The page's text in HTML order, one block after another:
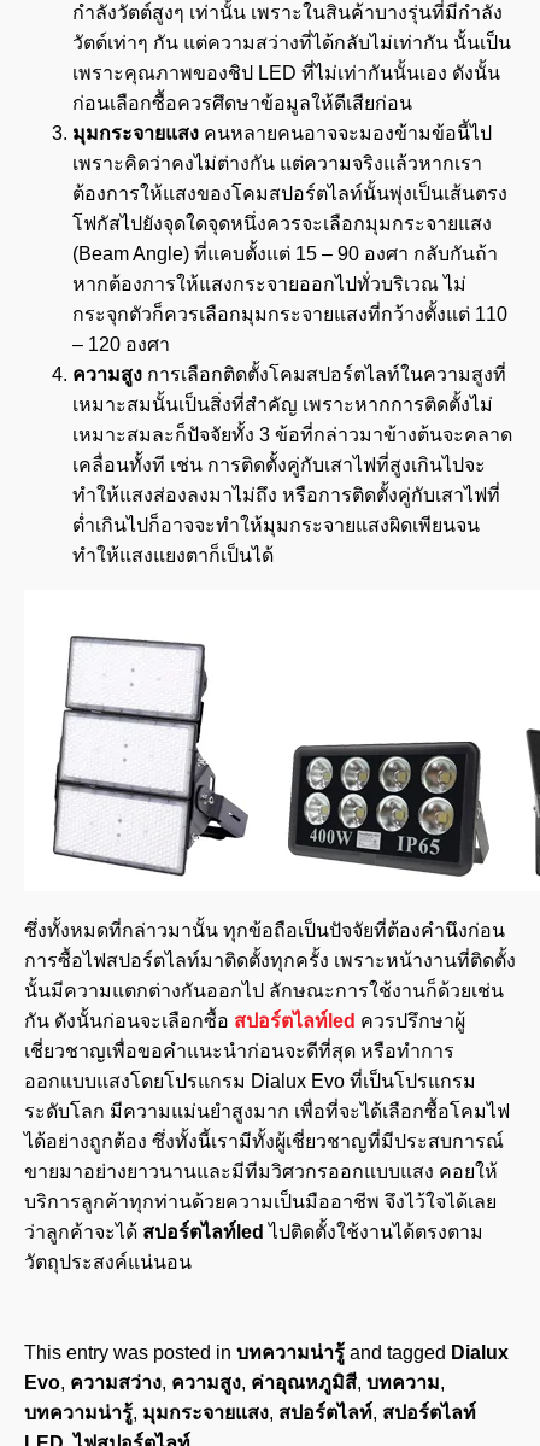
กำลังวัตต์สูงๆ เท่านั้น เพราะในสินค้าบางรุ่นที่มีกำลัง
วัตต์เท่าๆ กัน แต่ความสว่างที่ได้กลับไม่เท่ากัน นั้นเป็น
เพราะคุณภาพของชิป LED ที่ไม่เท่ากันนั้นเอง ดังนั้น
ก่อนเลือกซื้อควรศึดษาข้อมูลให้ดีเสียก่อน
มุมกระจายแสง คนหลายคนอาจจะมองข้ามข้อนี้ไป
เพราะคิดว่าคงไม่ต่างกัน แต่ความจริงแล้วหากเรา
ต้องการให้แสงของโคมสปอร์ตไลท์นั้นพุ่งเป็นเส้นตรง
โฟกัสไปยังจุดใดจุดหนึ่งควรจะเลือกมุมกระจายแสง
(Beam Angle) ที่แคบตั้งแต่ 15 – 90 องศา กลับกันถ้า
หากต้องการให้แสงกระจายออกไปทั่วบริเวณ ไม่
กระจุกตัวก็ควรเลือกมุมกระจายแสงที่กว้างตั้งแต่ 110
– 120 องศา
ความสูง การเลือกติดตั้งโคมสปอร์ตไลท์ในความสูงที่
เหมาะสมนั้นเป็นสิ่งที่สำคัญ เพราะหากการติดตั้งไม่
เหมาะสมละก็ปัจจัยทั้ง 3 ข้อที่กล่าวมาข้างต้นจะคลาด
เคลื่อนทั้งที เช่น การติดตั้งคู่กับเสาไฟที่สูงเกินไปจะ
ทำให้แสงส่องลงมาไม่ถึง หรือการติดตั้งคู่กับเสาไฟที่
ต่ำเกินไปก็อาจจะทำให้มุมกระจายแสงผิดเพียนจน
ทำให้แสงแยงตาก็เป็นได้
ซึ่งทั้งหมดที่กล่าวมานั้น ทุกข้อถือเป็นปัจจัยที่ต้องคำนึงก่อน
การซื้อไฟสปอร์ตไลท์มาติดตั้งทุกครั้ง เพราะหน้างานที่ติดตั้ง
นั้นมีความแตกต่างกันออกไป ลักษณะการใช้งานก็ด้วยเช่น
กัน ดังนั้นก่อนจะเลือกซื้อ สปอร์ตไลท์led ควรปรึกษาผู้
เชี่ยวชาญเพื่อขอคำแนะนำก่อนจะดีที่สุด หรือทำการ
ออกแบบแสงโดยโปรแกรม Dialux Evo ที่เป็นโปรแกรม
ระดับโลก มีความแม่นยำสูงมาก เพื่อที่จะได้เลือกซื้อโคมไฟ
ได้อย่างถูกต้อง ซึ่งทั้งนี้เรามีทั้งผู้เชี่ยวชาญที่มีประสบการณ์
ขายมาอย่างยาวนานและมีทีมวิศวกรออกแบบแสง คอยให้
บริการลูกค้าทุกท่านด้วยความเป็นมืออาชีพ จึงไว้ใจได้เลย
ว่าลูกค้าจะได้ สปอร์ตไลท์led ไปติดตั้งใช้งานได้ตรงตาม
วัตถุประสงค์แน่นอน
This entry was posted in บทความน่ารู้ and tagged Dialux
Evo, ความสว่าง, ความสูง, ค่าอุณหภูมิสี, บทความ,
บทความน่ารู้, มุมกระจายแสง, สปอร์ตไลท์, สปอร์ตไลท์